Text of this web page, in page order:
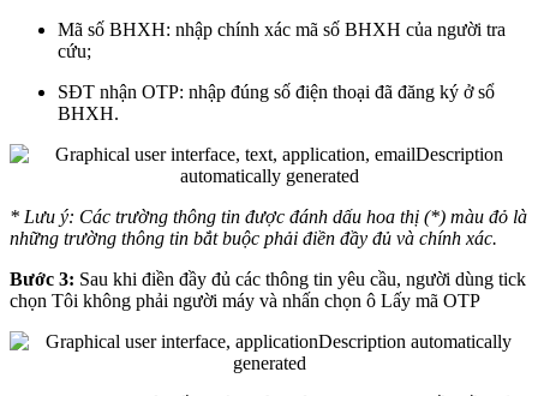
Mã số BHXH: nhập chính xác mã số BHXH của người tra
cứu;
SĐT nhận OTP: nhập đúng số điện thoại đã đăng ký ở sổ
BHXH.
* Lưu ý: Các trường thông tin được đánh dấu hoa thị (*) màu đỏ là
những trường thông tin bắt buộc phải điền đầy đủ và chính xác.
Bước 3: Sau khi điền đầy đủ các thông tin yêu cầu, người dùng tick
chọn Tôi không phải người máy và nhấn chọn ô Lấy mã OTP